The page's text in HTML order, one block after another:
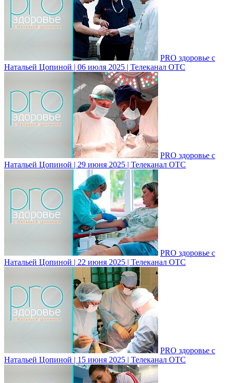
PRO здоровье с
Натальей Цопиной | 06 июля 2025 | Телеканал ОТС
PRO здоровье с
Натальей Цопиной | 29 июня 2025 | Телеканал ОТС
PRO здоровье с
Натальей Цопиной | 22 июня 2025 | Телеканал ОТС
PRO здоровье с
Натальей Цопиной | 15 июня 2025 | Телеканал ОТС